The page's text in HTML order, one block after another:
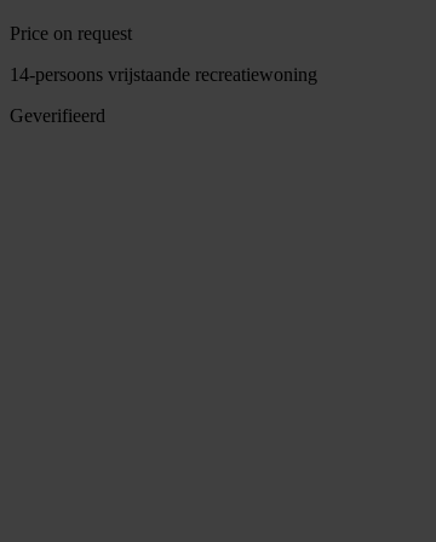
Price on request
14-persoons vrijstaande recreatiewoning
Geverifieerd